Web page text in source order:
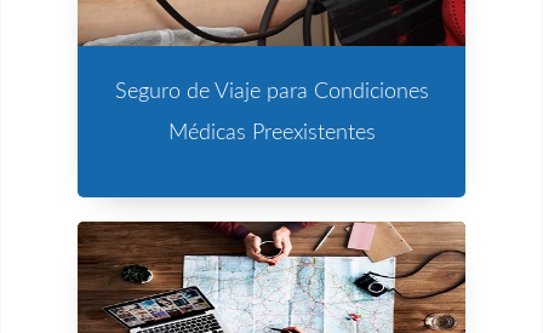
Seguro de Viaje para Condiciones
Médicas Preexistentes